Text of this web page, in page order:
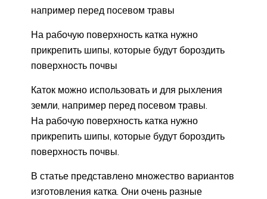
например перед посевом травы
На рабочую поверхность катка нужно
прикрепить шипы, которые будут бороздить
поверхность почвы
Каток можно использовать и для рыхления
земли, например перед посевом травы.
На рабочую поверхность катка нужно
прикрепить шипы, которые будут бороздить
поверхность почвы.
В статье представлено множество вариантов
изготовления катка. Они очень разные